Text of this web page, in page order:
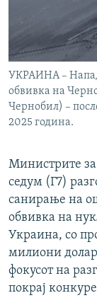
УКРАИНА –
обвивка на
Чернобил) –
2025 година.
Министрите
седум (Г7)
санирање на
обвивка на
Украина, со
милиони
фокусот на
покрај